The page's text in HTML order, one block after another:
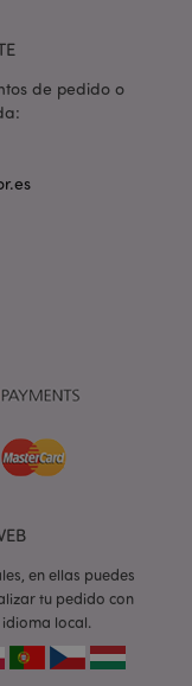
de pedido o
en ellas puedes
tu pedido con
idioma local.
www.puckator.es
PHP.net
.www.puckator.es